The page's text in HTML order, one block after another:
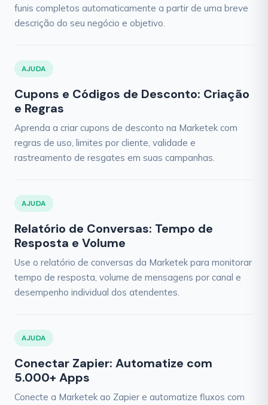
funis completos automaticamente a partir de uma breve
descrição do seu negócio e objetivo.
AJUDA
Cupons e Códigos de Desconto: Criação
e Regras
Aprenda a criar cupons de desconto na Marketek com
regras de uso, limites por cliente, validade e
rastreamento de resgates em suas campanhas.
AJUDA
Relatório de Conversas: Tempo de
Resposta e Volume
Use o relatório de conversas da Marketek para monitorar
tempo de resposta, volume de mensagens por canal e
desempenho individual dos atendentes.
AJUDA
Conectar Zapier: Automatize com
5.000+ Apps
Conecte a Marketek ao Zapier e automatize fluxos com